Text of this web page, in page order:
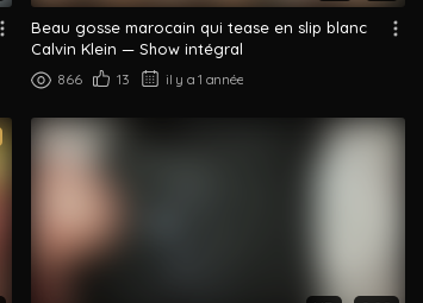
Beau gosse marocain qui tease en slip blanc
Calvin Klein — Show intégral
866 13 il y a 1 année